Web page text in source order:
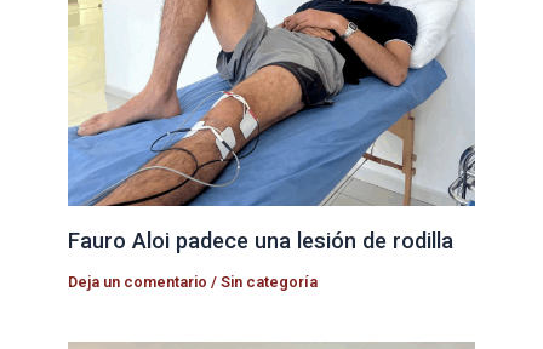
Fauro Aloi padece una lesión de rodilla
Deja un comentario /Sin categoría